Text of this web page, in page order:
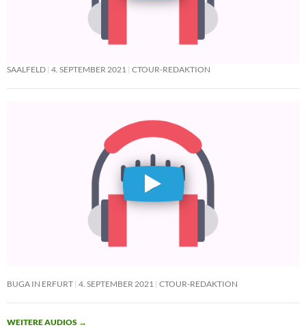
SAALFELD 4. SEPTEMBER 2021 CTOUR-REDAKTION
BUGA IN ERFURT 4. SEPTEMBER 2021 CTOUR-REDAKTION
WEITERE AUDIOS →